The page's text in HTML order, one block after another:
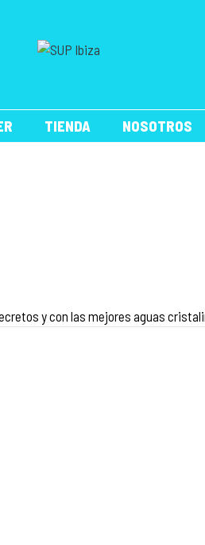
TIENDA NOSOTROS
y con las mejores aguas